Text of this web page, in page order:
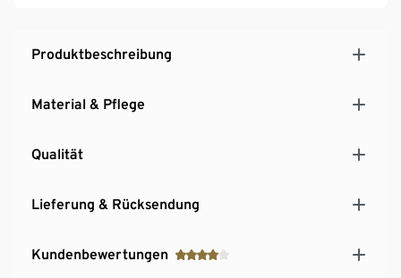
Produktbeschreibung
Material & Pflege
Qualität
Lieferung & Rücksendung
Kundenbewertungen